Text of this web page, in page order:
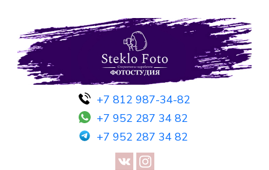
+7 812 987-34-82
+7 952 287 34 82
+7 952 287 34 82
Фотостудия SF
Фотосессия в студии СПб — Фотосессия в Санкт-Петербурге
— Предметная съемка — Невидимый манекен — Прозрачный
манекен — Сертификат на фотосессию